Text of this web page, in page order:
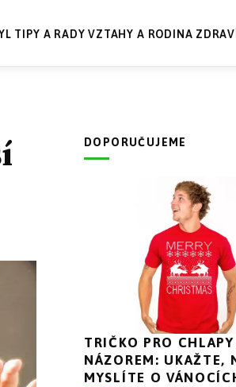
TIPY A RADY VZTAHY A RODINA
DOPORUČUJEME
TRIČKO PRO CHLAPY
NÁZOREM: UKAŽTE,
MYSLÍTE O